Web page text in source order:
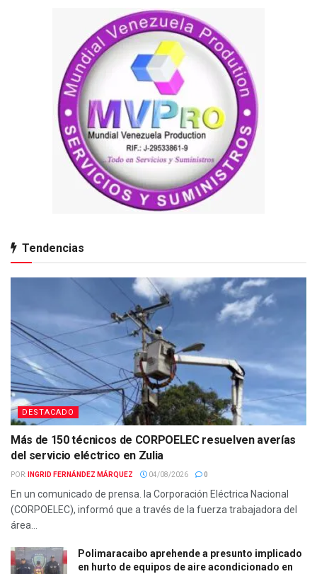
Tendencias
DESTACADO
Más de 150 técnicos de CORPOELEC resuelven averías
del servicio eléctrico en Zulia
POR: INGRID FERNÁNDEZ MÁRQUEZ 04/08/2026 0
En un comunicado de prensa. la Corporación Eléctrica Nacional
(CORPOELEC), informó que a través de la fuerza trabajadora del
área...
Polimaracaibo aprehende a presunto implicado
en hurto de equipos de aire acondicionado en